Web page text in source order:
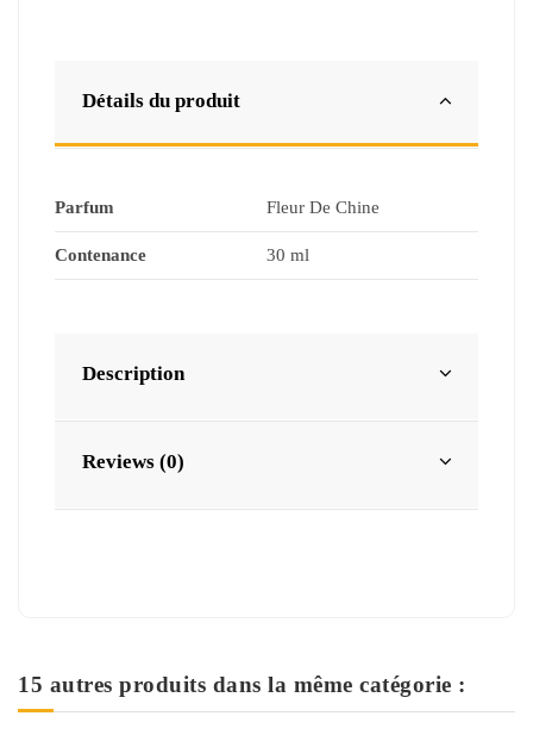
Détails du produit
Parfum Fleur De Chine
Contenance 30 ml
Description
Reviews (0)
15 autres produits dans la même catégorie :